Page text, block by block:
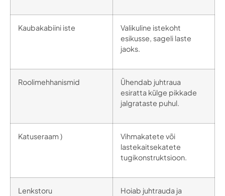
Kaubakabiini iste
Valikuline istekoht
esikusse, sageli laste
jaoks.
Roolimehhanismid
Ühendab juhtraua
esiratta külge pikkade
jalgrataste puhul.
Katuseraam )
Vihmakatete või
lastekaitsekatete
tugikonstruktsioon.
Lenkstoru
Hoiab juhtrauda ja